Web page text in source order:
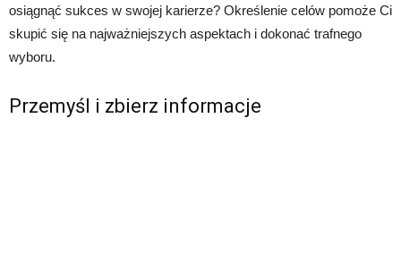
osiągnąć sukces w swojej karierze? Określenie celów pomoże Ci
skupić się na najważniejszych aspektach i dokonać trafnego
wyboru.
Przemyśl i zbierz informacje